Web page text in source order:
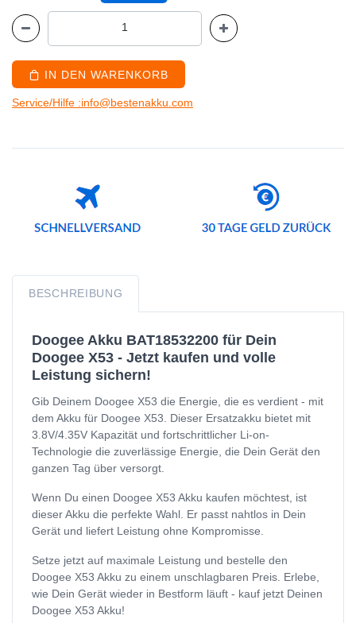
IN DEN WARENKORB
Service/Hilfe :info@bestenakku.com
BESCHREIBUNG
Doogee Akku BAT18532200 für Dein
Doogee X53 - Jetzt kaufen und volle
Leistung sichern!
Gib Deinem Doogee X53 die Energie, die es verdient - mit
dem Akku für Doogee X53. Dieser Ersatzakku bietet mit
3.8V/4.35V Kapazität und fortschrittlicher Li-on-
Technologie die zuverlässige Energie, die Dein Gerät den
ganzen Tag über versorgt.
Wenn Du einen Doogee X53 Akku kaufen möchtest, ist
dieser Akku die perfekte Wahl. Er passt nahtlos in Dein
Gerät und liefert Leistung ohne Kompromisse.
Setze jetzt auf maximale Leistung und bestelle den
Doogee X53 Akku zu einem unschlagbaren Preis. Erlebe,
wie Dein Gerät wieder in Bestform läuft - kauf jetzt Deinen
Doogee X53 Akku!